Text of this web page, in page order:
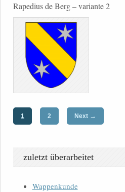
Rapedius de Berg – variante 2
1 2 Next →
zuletzt überarbeitet
Wappenkunde